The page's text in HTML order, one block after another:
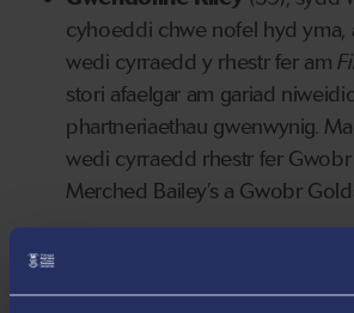
cyhoeddi chwe nofel hyd yma,
wedi cyrraedd y rhestr fer am
stori afaelgar am gariad
phartneriaethau gwenwynig.
wedi cyrraedd rhestr fer Gwobr
Merched Bailey’s a Gwobr
o